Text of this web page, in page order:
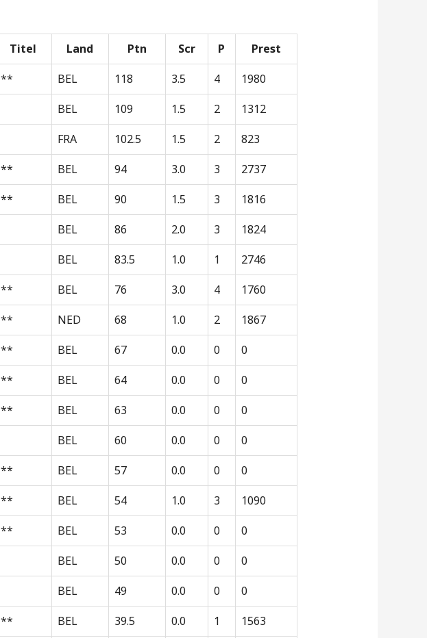
Titel Land Ptn Scr P
Prest
** BEL 118 3.5 4
1980
BEL 109 1.5 2
1312
FRA 102.5 1.5 2
823
** BEL 94 3.0 3
2737
** BEL 90 1.5 3
1816
BEL 86 2.0 3
1824
BEL 83.5 1.0 1
2746
** BEL 76 3.0 4
1760
** NED 68 1.0 2
1867
** BEL 67 0.0 0
0
** BEL 64 0.0 0
0
** BEL 63 0.0 0
0
BEL 60 0.0 0
0
** BEL 57 0.0 0
0
** BEL 54 1.0 3
1090
** BEL 53 0.0 0
0
BEL 50 0.0 0
0
BEL 49 0.0 0
0
** BEL 39.5 0.0 1
1563